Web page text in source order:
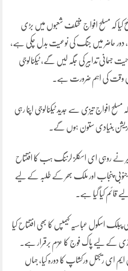
کیا کہ مسلح افواج مختلف شعبوں میں بڑی
دور حاضر میں جنگ کی نوعیت بدل چکی ہے،
جسمانی تدابیر کی جگہ لیں گے، ٹیکنالوجی
وقت کی اہم ضرورت ہے۔
مسلح افواج تیزی سے جدید ٹیکنالوجی اپنا رہی
بنیادی ستون ہوں گے۔
نے روہی ای اسکلز لرننگ ہب کا افتتاح
پنجاب اور ملک بھر کے طلبہ کے لیے
قائم کیا گیا ہے۔
پبلک اسکول عباسیہ کیمپس کا بھی افتتاح کیا
سازی کے لیے پاک فوج کا عزم برقرار ہے۔
ای ریجنل ورکشاپ کا دورہ کیا، جہاں